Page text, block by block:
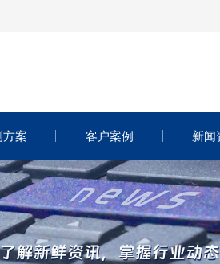
方案 客户案例 新闻